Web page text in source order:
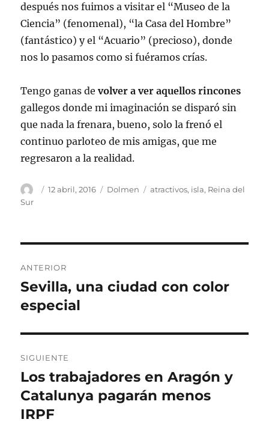
después nos fuimos a visitar el “Museo de la
Ciencia” (fenomenal), “la Casa del Hombre”
(fantástico) y el “Acuario” (precioso), donde
nos lo pasamos como si fuéramos crías.
Tengo ganas devolver a ver aquellos rincones
gallegos donde mi imaginación se disparó sin
que nada la frenara, bueno, solo la frenó el
continuo parloteo de mis amigas, que me
regresaron a la realidad.
Autor
Publicado
12 abril, 2016 Categorías
Dolmen Etiquetas
atractivos, isla, Reina del
Sur
de
entradas
ANTERIOR
Entrada
anterior:
Sevilla, una ciudad con color
especial
SIGUIENTE
Entrada
siguiente:
Los trabajadores en Aragón y
Catalunya pagarán menos
IRPF